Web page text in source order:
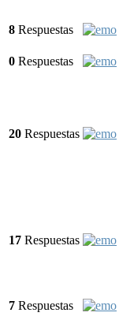
8 Respuestas
0 Respuestas
20 Respuestas
17 Respuestas
7 Respuestas